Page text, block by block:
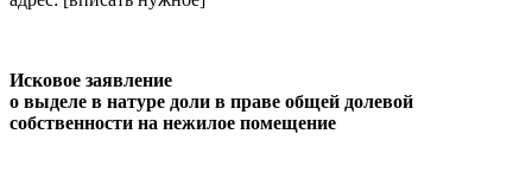
Исковое заявление
о выделе в натуре доли в праве общей долевой
собственности на нежилое помещение